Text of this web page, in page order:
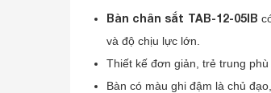
Bàn chân sắt TAB-12-05IB
và độ chịu lực lớn.
Thiết kế đơn giản, trẻ trung
Bàn có màu ghi đậm là chủ